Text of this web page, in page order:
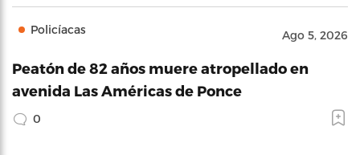
Policíacas Ago 5, 2026
Peatón de 82 años muere atropellado en
avenida Las Américas de Ponce
0